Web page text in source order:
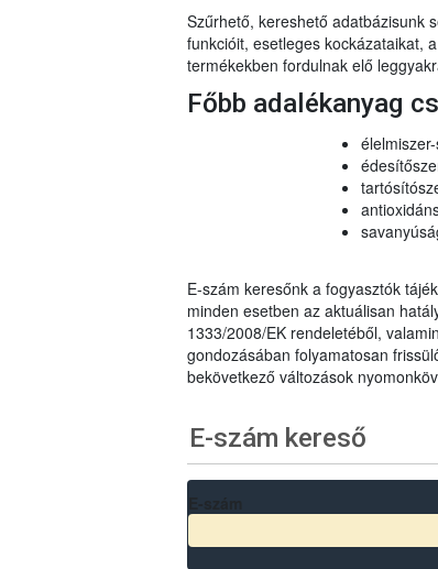
Szűrhető, kereshető adatbázisunk
funkcióit, esetleges kockázataikat,
termékekben fordulnak elő
Főbb adalékanyag
E-szám keresőnk a fogyasztók
minden esetben az aktuálisan
1333/2008/EK rendeletéből,
gondozásában folyamatosan
bekövetkező változások
E-szám kereső